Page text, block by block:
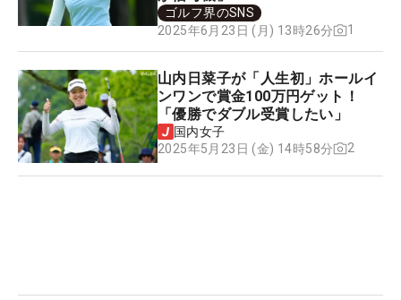
ゴルフ界のSNS
2025年6月23日 (月) 13時26分
1
山内日菜子が「人生初」ホールイ
ンワンで賞金100万円ゲット！
「優勝でダブル受賞したい」
国内女子
2025年5月23日 (金) 14時58分
2